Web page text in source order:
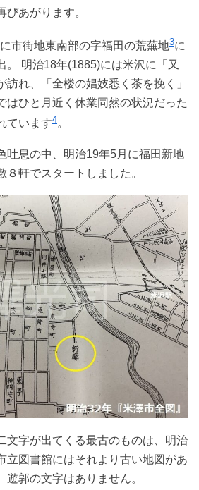
びあがります。
市街地東南部の字福田の荒蕪地3に
。 明治18年(1885)には米沢に「又
訪れ、「全楼の娼妓悉く茶を挽く」
はひと月近く休業同然の状況だった
ています4。
吐息の中、明治19年5月に福田新地
８軒でスタートしました。
文字が出てくる最古のものは、明治
立図書館にはそれより古い地図があ
遊郭の文字はありません。